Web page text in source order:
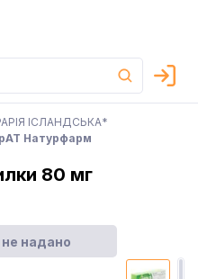
ІСЛАНДСЬКА*
Натурфарм
80 мг
не надано